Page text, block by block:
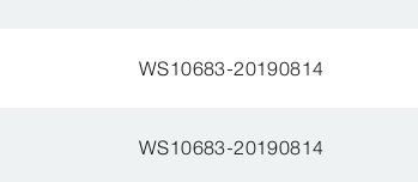
WS10683-20190814
WS10683-20190814